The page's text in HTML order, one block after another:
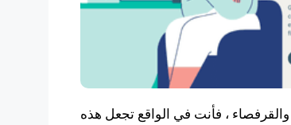
، فأنت في الواقع تجعل هذه